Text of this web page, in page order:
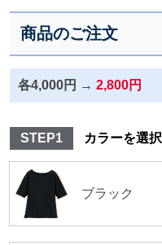
商品のご注文
各4,000円 → 2,800円
STEP1 カラーを選択
ブラック